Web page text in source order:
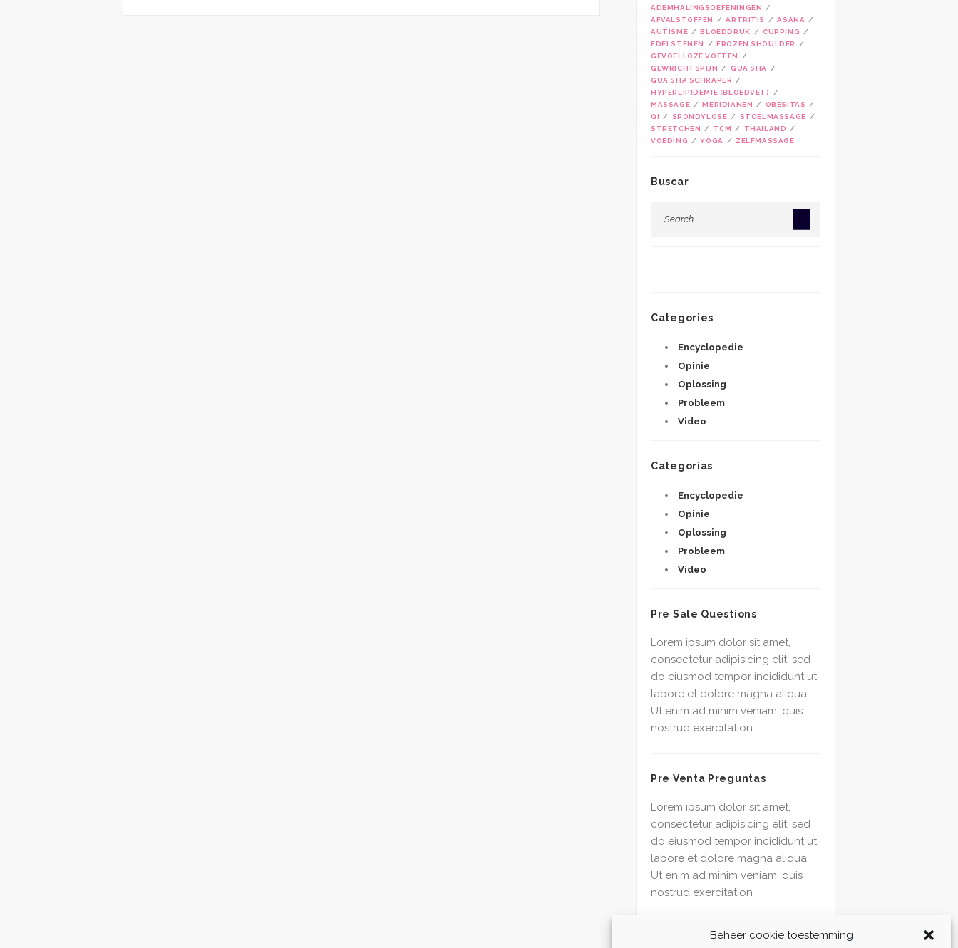
Beheer cookie toestemming
ADEMHALINGSOEFENINGEN
AFVALSTOFFEN
ARTRITIS
ASANA
AUTISME
BLOEDDRUK
CUPPING
EDELSTENEN
FROZEN SHOULDER
GEVOELLOZE VOETEN
GEWRICHTSPIJN
GUA SHA
GUA SHA SCHRAPER
HYPERLIPIDEMIE (BLOEDVET)
MASSAGE
MERIDIANEN
OBESITAS
QI
SPONDYLOSE
STOELMASSAGE
STRETCHEN
TCM
THAILAND
VOEDING
YOGA ZELFMASSAGE
Buscar
Categories
Encyclopedie
Opinie
Oplossing
Probleem
Video
Categorias
Encyclopedie
Opinie
Oplossing
Probleem
Video
Pre Sale Questions
Lorem ipsum dolor sit amet,
consectetur adipisicing elit, sed
do eiusmod tempor incididunt ut
labore et dolore magna aliqua.
Ut enim ad minim veniam, quis
nostrud exercitation
Pre Venta Preguntas
Lorem ipsum dolor sit amet,
consectetur adipisicing elit, sed
do eiusmod tempor incididunt ut
labore et dolore magna aliqua.
Ut enim ad minim veniam, quis
nostrud exercitation